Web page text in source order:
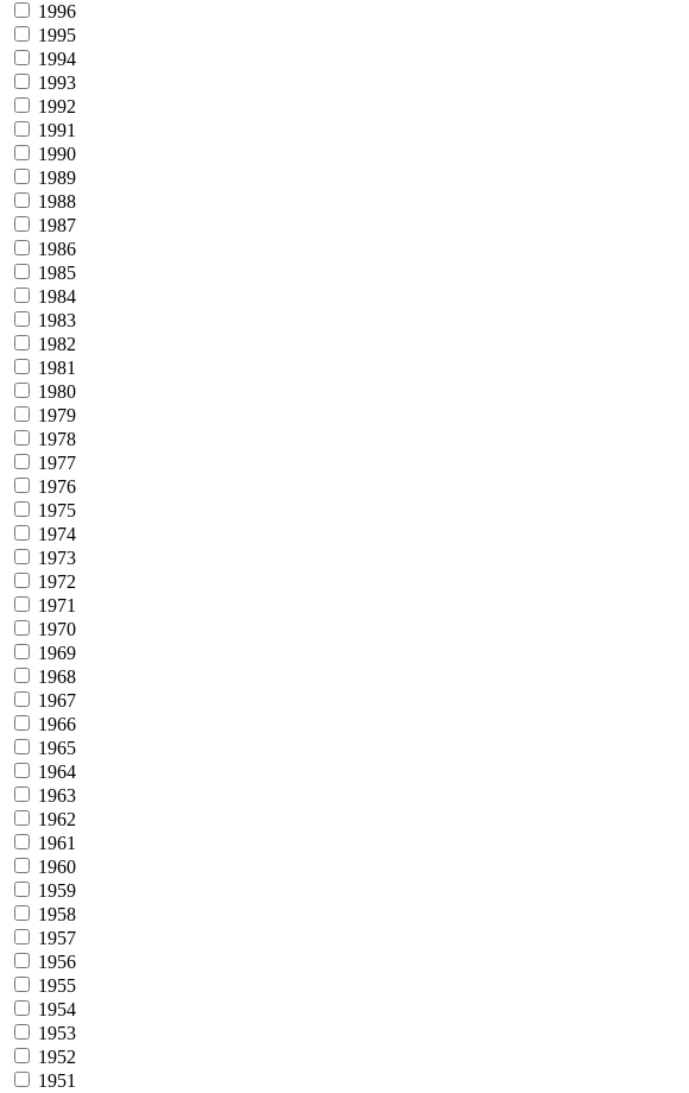
1996
1995
1994
1993
1992
1991
1990
1989
1988
1987
1986
1985
1984
1983
1982
1981
1980
1979
1978
1977
1976
1975
1974
1973
1972
1971
1970
1969
1968
1967
1966
1965
1964
1963
1962
1961
1960
1959
1958
1957
1956
1955
1954
1953
1952
1951